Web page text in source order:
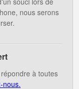
nous serons
à toutes
nous.